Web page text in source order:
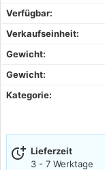
Verfügbar:
Verkaufseinheit:
Gewicht:
Gewicht:
Kategorie:
more_time Lieferzeit
3 - 7 Werktage